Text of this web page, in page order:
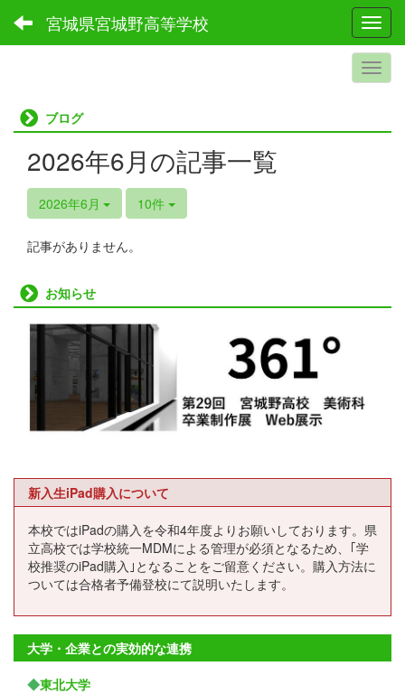
宮城県宮城野高等学校
ブログ
2026年6月の記事一覧
2026年6月 10件
記事がありません。
お知らせ
新入生iPad購入について
本校ではiPadの購入を令和4年度よりお願いしております。県
立高校では学校統一MDMによる管理が必須となるため、｢学
校推奨のiPad購入｣となることをご留意ください。購入方法に
ついては合格者予備登校にて説明いたします。
大学・企業との実効的な連携
◆東北大学